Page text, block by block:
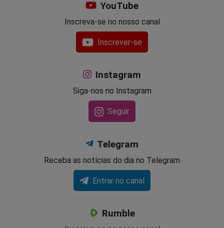
YouTube
Inscreva-se no nosso canal
Inscrever-se
Instagram
Siga-nos no Instagram
Seguir
Telegram
Receba as notícias do dia no Telegram
Entrar no canal
Rumble